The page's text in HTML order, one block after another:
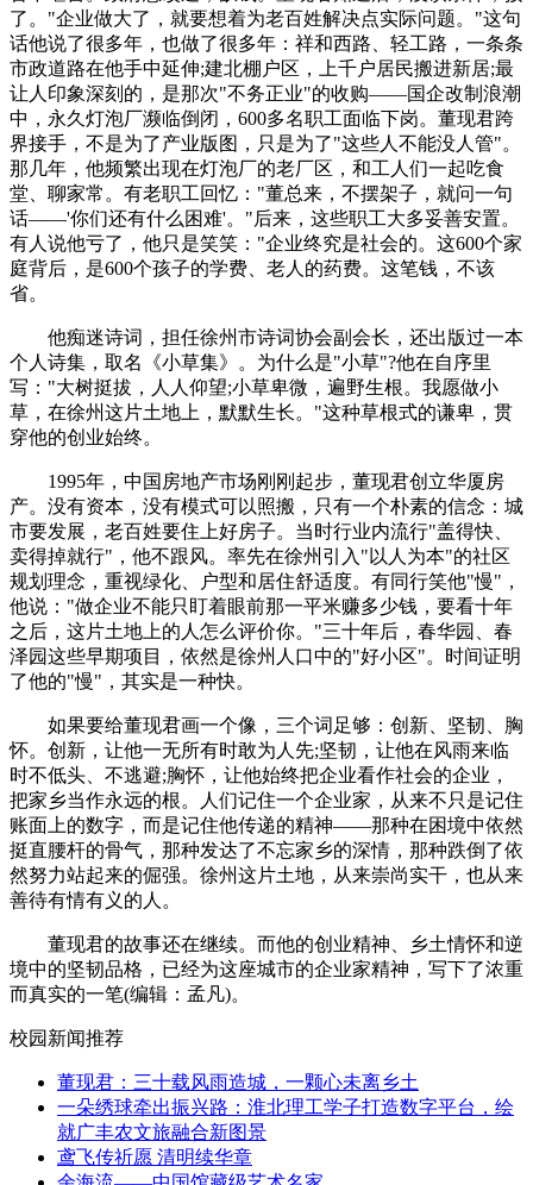
了。"企业做大了，就要想着为老百姓解决点实际问题。"这句
话他说了很多年，也做了很多年：祥和西路、轻工路，一条条
市政道路在他手中延伸;建北棚户区，上千户居民搬进新居;最
让人印象深刻的，是那次"不务正业"的收购——国企改制浪潮
中，永久灯泡厂濒临倒闭，600多名职工面临下岗。董现君跨
界接手，不是为了产业版图，只是为了"这些人不能没人管"。
那几年，他频繁出现在灯泡厂的老厂区，和工人们一起吃食
堂、聊家常。有老职工回忆："董总来，不摆架子，就问一句
话——'你们还有什么困难'。"后来，这些职工大多妥善安置。
有人说他亏了，他只是笑笑："企业终究是社会的。这600个家
庭背后，是600个孩子的学费、老人的药费。这笔钱，不该
省。
他痴迷诗词，担任徐州市诗词协会副会长，还出版过一本
个人诗集，取名《小草集》。为什么是"小草"?他在自序里
写："大树挺拔，人人仰望;小草卑微，遍野生根。我愿做小
草，在徐州这片土地上，默默生长。"这种草根式的谦卑，贯
穿他的创业始终。
1995年，中国房地产市场刚刚起步，董现君创立华厦房
产。没有资本，没有模式可以照搬，只有一个朴素的信念：城
市要发展，老百姓要住上好房子。当时行业内流行"盖得快、
卖得掉就行"，他不跟风。率先在徐州引入"以人为本"的社区
规划理念，重视绿化、户型和居住舒适度。有同行笑他"慢"，
他说："做企业不能只盯着眼前那一平米赚多少钱，要看十年
之后，这片土地上的人怎么评价你。"三十年后，春华园、春
泽园这些早期项目，依然是徐州人口中的"好小区"。时间证明
了他的"慢"，其实是一种快。
如果要给董现君画一个像，三个词足够：创新、坚韧、胸
怀。创新，让他一无所有时敢为人先;坚韧，让他在风雨来临
时不低头、不逃避;胸怀，让他始终把企业看作社会的企业，
把家乡当作永远的根。人们记住一个企业家，从来不只是记住
账面上的数字，而是记住他传递的精神——那种在困境中依然
挺直腰杆的骨气，那种发达了不忘家乡的深情，那种跌倒了依
然努力站起来的倔强。徐州这片土地，从来崇尚实干，也从来
善待有情有义的人。
董现君的故事还在继续。而他的创业精神、乡土情怀和逆
境中的坚韧品格，已经为这座城市的企业家精神，写下了浓重
而真实的一笔(编辑：孟凡)。
校园新闻推荐
董现君：三十载风雨造城，一颗心未离乡土
一朵绣球牵出振兴路：淮北理工学子打造数字平台，绘
就广丰农文旅融合新图景
鸢飞传祈愿 清明续华章